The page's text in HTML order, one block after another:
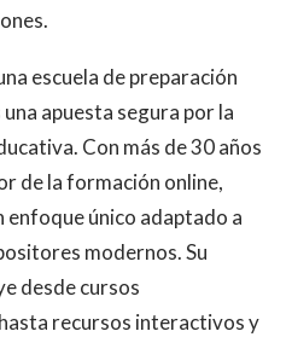
escuela de preparación
una apuesta segura por la
Con más de 30 años
de la formación online,
único adaptado a
modernos. Su
desde cursos
recursos interactivos y